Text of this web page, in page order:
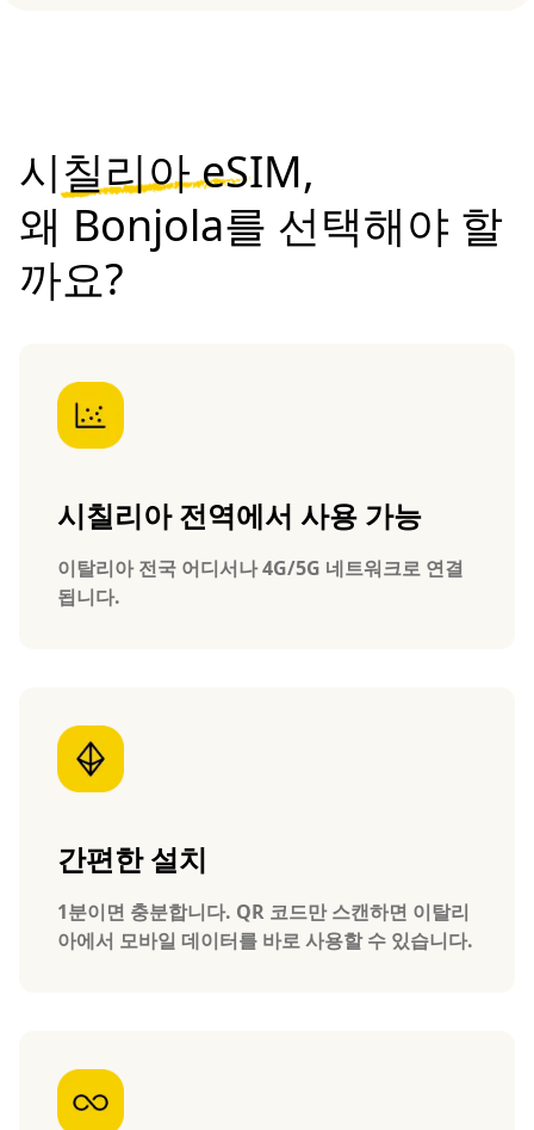
시칠리아 eSIM,
왜 Bonjola를 선택해야 할
까요?
시칠리아 전역에서 사용 가능
이탈리아 전국 어디서나 4G/5G 네트워크로 연결
됩니다.
간편한 설치
1분이면 충분합니다. QR 코드만 스캔하면 이탈리
아에서 모바일 데이터를 바로 사용할 수 있습니다.